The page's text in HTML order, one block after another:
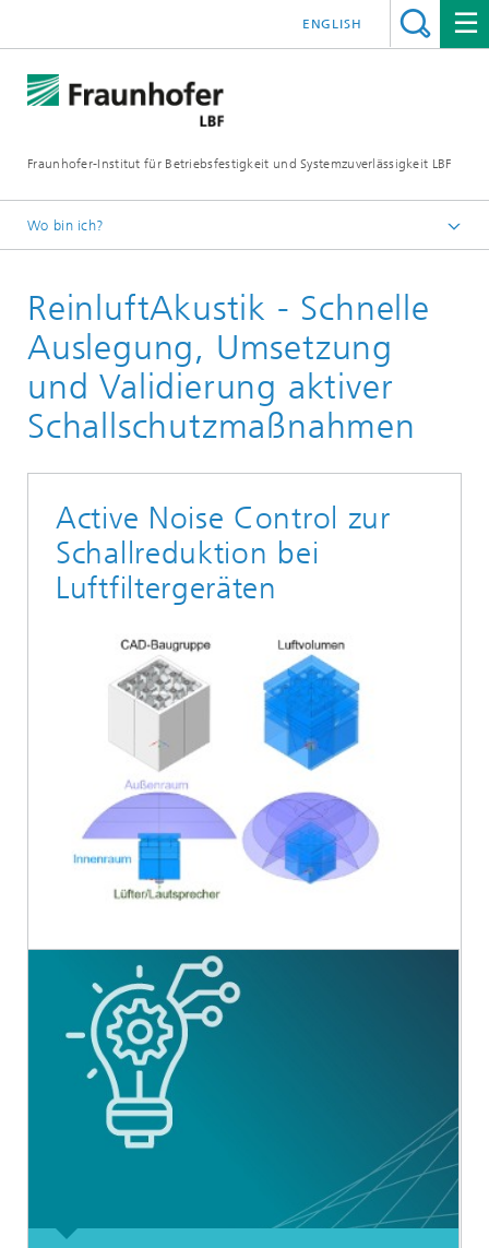
Fraunhofer-Institut für Betriebsfestigkeit und Systemzuverlässigkeit LBF
ENGLISH
Wo bin ich?
Projekte
ReinluftAkustik - Schnelle
Auslegung, Umsetzung
und Validierung aktiver
Schallschutzmaßnahmen
Active Noise Control zur
Schallreduktion bei
Luftfiltergeräten